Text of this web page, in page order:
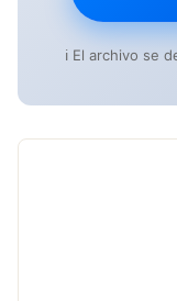
ℹ️ El archivo se